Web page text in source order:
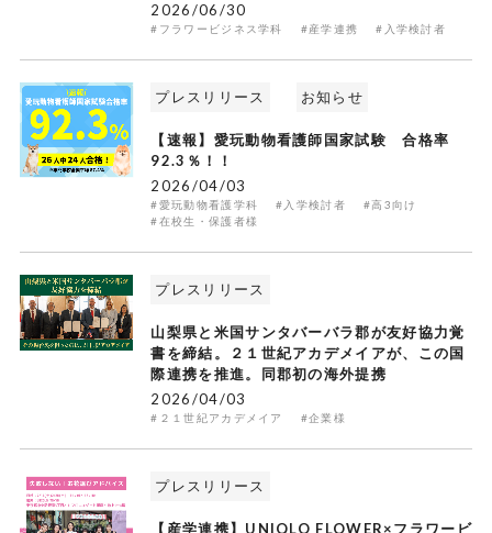
2026/06/30
#フラワービジネス学科 #産学連携 #入学検討者
プレスリリース お知らせ
【速報】愛玩動物看護師国家試験 合格率
92.3％！！
2026/04/03
#愛玩動物看護学科 #入学検討者
#高3向け
#在校生・保護者様
プレスリリース
山梨県と米国サンタバーバラ郡が友好協力覚
書を締結。２１世紀アカデメイアが、この国
際連携を推進。同郡初の海外提携
2026/04/03
#２１世紀アカデメイア #企業様
プレスリリース
【産学連携】UNIQLO FLOWER×フラワービ